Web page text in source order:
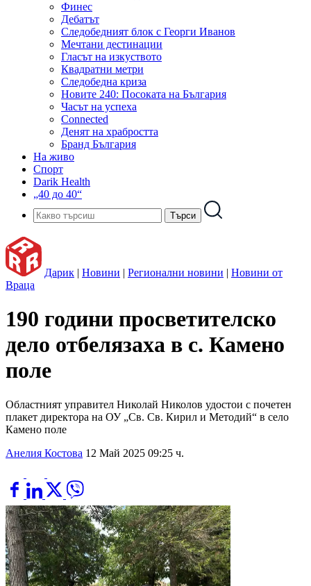
Финес
Дебатът
Следобедният блок с Георги Иванов
Мечтани дестинации
Гласът на изкуството
Квадратни метри
Следобедна криза
Новите 240: Посоката на България
Часът на успеха
Connected
Денят на храбростта
Бранд България
На живо
Спорт
Darik Health
„40 до 40“
Дарик | Новини | Регионални новини | Новини от
Враца
190 години просветителско
дело отбелязаха в с. Камено
поле
Областният управител Николай Николов удостои с почетен
плакет директора на ОУ „Св. Св. Кирил и Методий“ в село
Камено поле
Анелия Костова 12 Май 2025 09:25 ч.